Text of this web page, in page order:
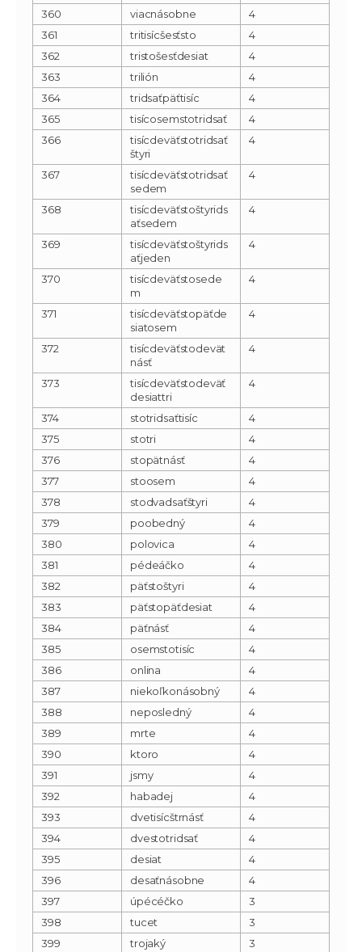
360
viacnásobne
4
361
tritisícšesťsto
4
362
tristošesťdesiat
4
363
trilión
4
364
tridsaťpäťtisíc
4
365
tisícosemstotridsať
4
366
tisícdeväťstotridsať
štyri
4
367
tisícdeväťstotridsať
sedem
4
368
tisícdeväťstoštyrids
aťsedem
4
369
tisícdeväťstoštyrids
aťjeden
4
370
tisícdeväťstosede
m
4
371
tisícdeväťstopäťde
siatosem
4
372
tisícdeväťstodevät
násť
4
373
tisícdeväťstodeväť
desiattri
4
374 stotridsaťtisíc
4
375
stotri
4
376
stopätnásť
4
377
stoosem
4
378
stodvadsaťštyri
4
379
poobedný
4
380
polovica
4
381
pédeáčko
4
382
päťstoštyri
4
383
päťstopäťdesiat
4
384
päťnásť
4
385
osemstotisíc
4
386
onlina
4
387
niekoľkonásobný
4
388
neposledný
4
389
mrte
4
390
ktoro
4
391
jsmy
4
392
habadej
4
393
dvetisícštrnásť
4
394
dvestotridsať
4
395
desiat
4
396
desaťnásobne
4
397
úpécéčko
3
398
tucet
3
399
trojaký
3